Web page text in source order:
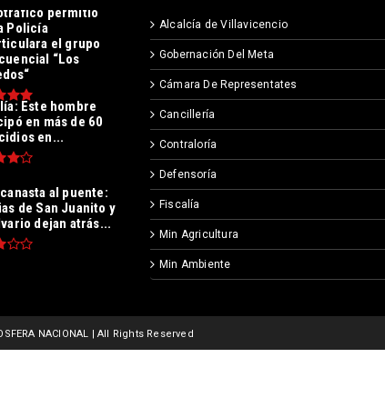
permitió
Policía
el grupo
“Los
Este hombre
en más de 60
en...
al puente:
de San Juanito y
dejan atrás...
Alcalcía de Villavicencio
Gobernación Del Meta
Cámara De Representates
Cancillería
Contraloría
Defensoría
Fiscalía
Min Agricultura
Min Ambiente
NACIONAL | All Rights Reserved